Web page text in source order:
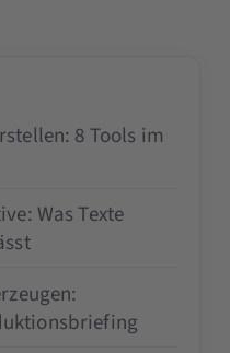
8 Tools im
Was Texte